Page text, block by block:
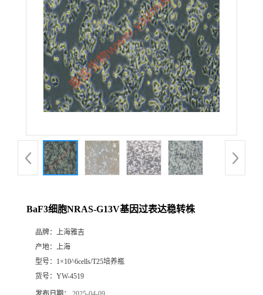
BaF3细胞NRAS-G13V基因过表达稳转株
品牌： 上海雅吉
产地： 上海
型号： 1×10^6cells/T25培养瓶
货号： YW-4519